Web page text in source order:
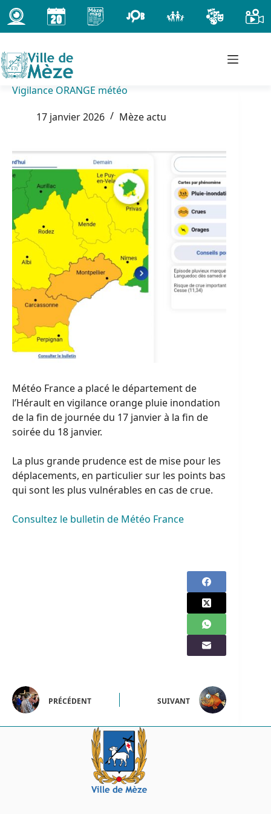
Passer
au
contenu
Vigilance ORANGE météo
17 janvier 2026
Mèze actu
Météo France a placé le département de
l’Hérault en vigilance orange pluie inondation
de la fin de journée du 17 janvier à la fin de
soirée du 18 janvier.
La plus grande prudence est de mise pour les
déplacements, en particulier sur les points bas
qui sont les plus vulnérables en cas de crue.
Consultez le bulletin de Météo France
PRÉCÉDENT SUIVANT